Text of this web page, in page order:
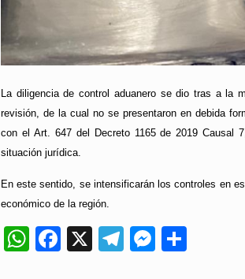
La diligencia de control aduanero se dio tras a la
revisión, de la cual no se presentaron en debida
con el Art. 647 del Decreto 1165 de 2019 Causal
situación jurídica.
En este sentido, se intensificarán los controles en
económico de la región.
WhatsApp
Facebook
X Telegram